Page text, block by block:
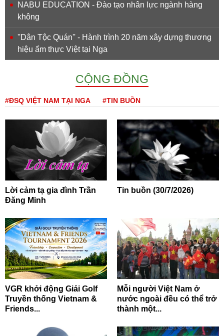
NABU EDUCATION - Đào tạo nhân lực ngành hàng
không
''Dân Tộc Quán'' - Hành trình 20 năm xây dựng thương
hiệu ẩm thực Việt tại Nga
CỘNG ĐỒNG
#ĐSQ VIỆT NAM TẠI NGA #TIN BUỒN
Lời cảm tạ gia đình Trần
Đăng Minh
Tin buồn (30/7/2026)
VGR khởi động Giải Golf
Truyền thống Vietnam &
Friends...
Mỗi người Việt Nam ở
nước ngoài đều có thể trở
thành một...